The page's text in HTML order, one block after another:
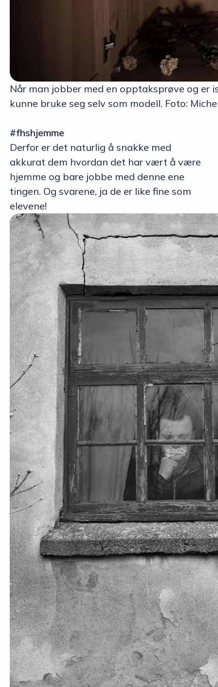
Når man jobber med en opptaksprøve og er
kunne bruke seg selv som modell. Foto:
#fhshjemme
Derfor er det naturlig å snakke med
akkurat dem hvordan det har vært å være
hjemme og bare jobbe med denne ene
tingen. Og svarene, ja de er like fine som
elevene!